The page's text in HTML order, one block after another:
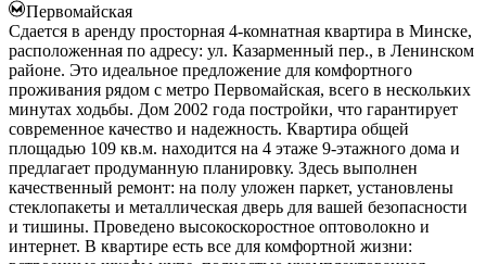
Первомайская
Сдается в аренду просторная 4-комнатная квартира в Минске,
расположенная по адресу: ул. Казарменный пер., в Ленинском
районе. Это идеальное предложение для комфортного
проживания рядом с метро Первомайская, всего в нескольких
минутах ходьбы. Дом 2002 года постройки, что гарантирует
современное качество и надежность. Квартира общей
площадью 109 кв.м. находится на 4 этаже 9-этажного дома и
предлагает продуманную планировку. Здесь выполнен
качественный ремонт: на полу уложен паркет, установлены
стеклопакеты и металлическая дверь для вашей безопасности
и тишины. Проведено высокоскоростное оптоволокно и
интернет. В квартире есть все для комфортной жизни: